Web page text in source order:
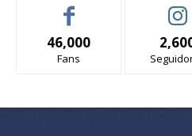
46,000
Fans